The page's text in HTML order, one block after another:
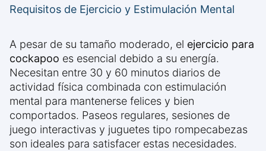
Requisitos de Ejercicio y Estimulación Mental
A pesar de su tamaño moderado, el ejercicio para
cockapoo es esencial debido a su energía.
Necesitan entre 30 y 60 minutos diarios de
actividad física combinada con estimulación
mental para mantenerse felices y bien
comportados. Paseos regulares, sesiones de
juego interactivas y juguetes tipo rompecabezas
son ideales para satisfacer estas necesidades.